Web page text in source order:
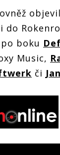
do
boku
Music,
či